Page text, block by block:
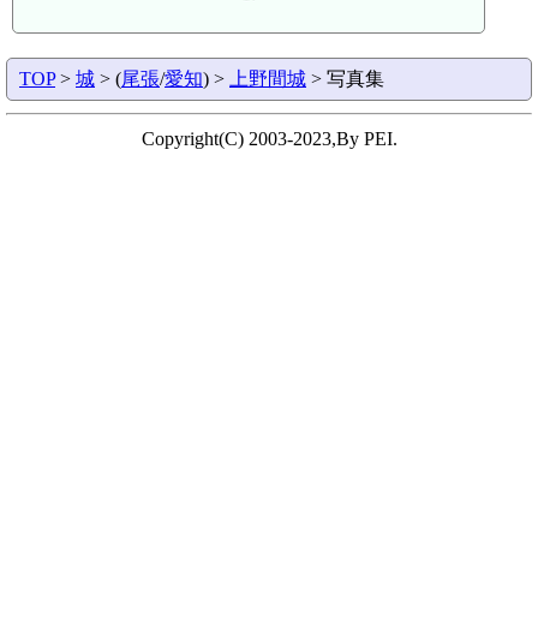
TOP> 城 > (尾張/愛知) > 上野間城 > 写真集
Copyright(C) 2003-2023,By PEI.